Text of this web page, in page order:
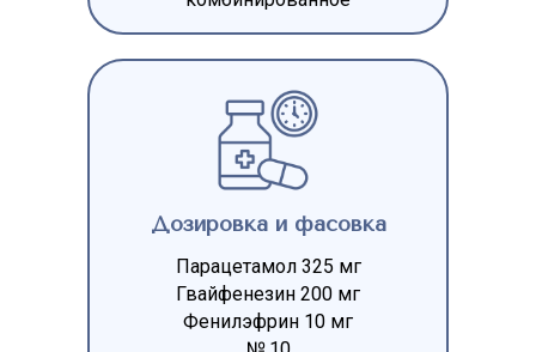
Дозировка и фасовка
Парацетамол 325 мг
Гвайфенезин 200 мг
Фенилэфрин 10 мг